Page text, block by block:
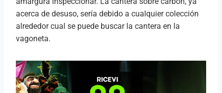
acerca de desuso, serí­a debido a cualquier colección
alrededor cual se puede buscar la cantera en la
vagoneta.